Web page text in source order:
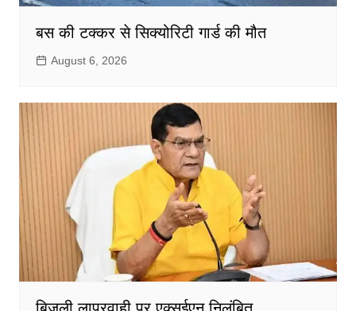
बस की टक्कर से सिक्योरिटी गार्ड की मौत
August 6, 2026